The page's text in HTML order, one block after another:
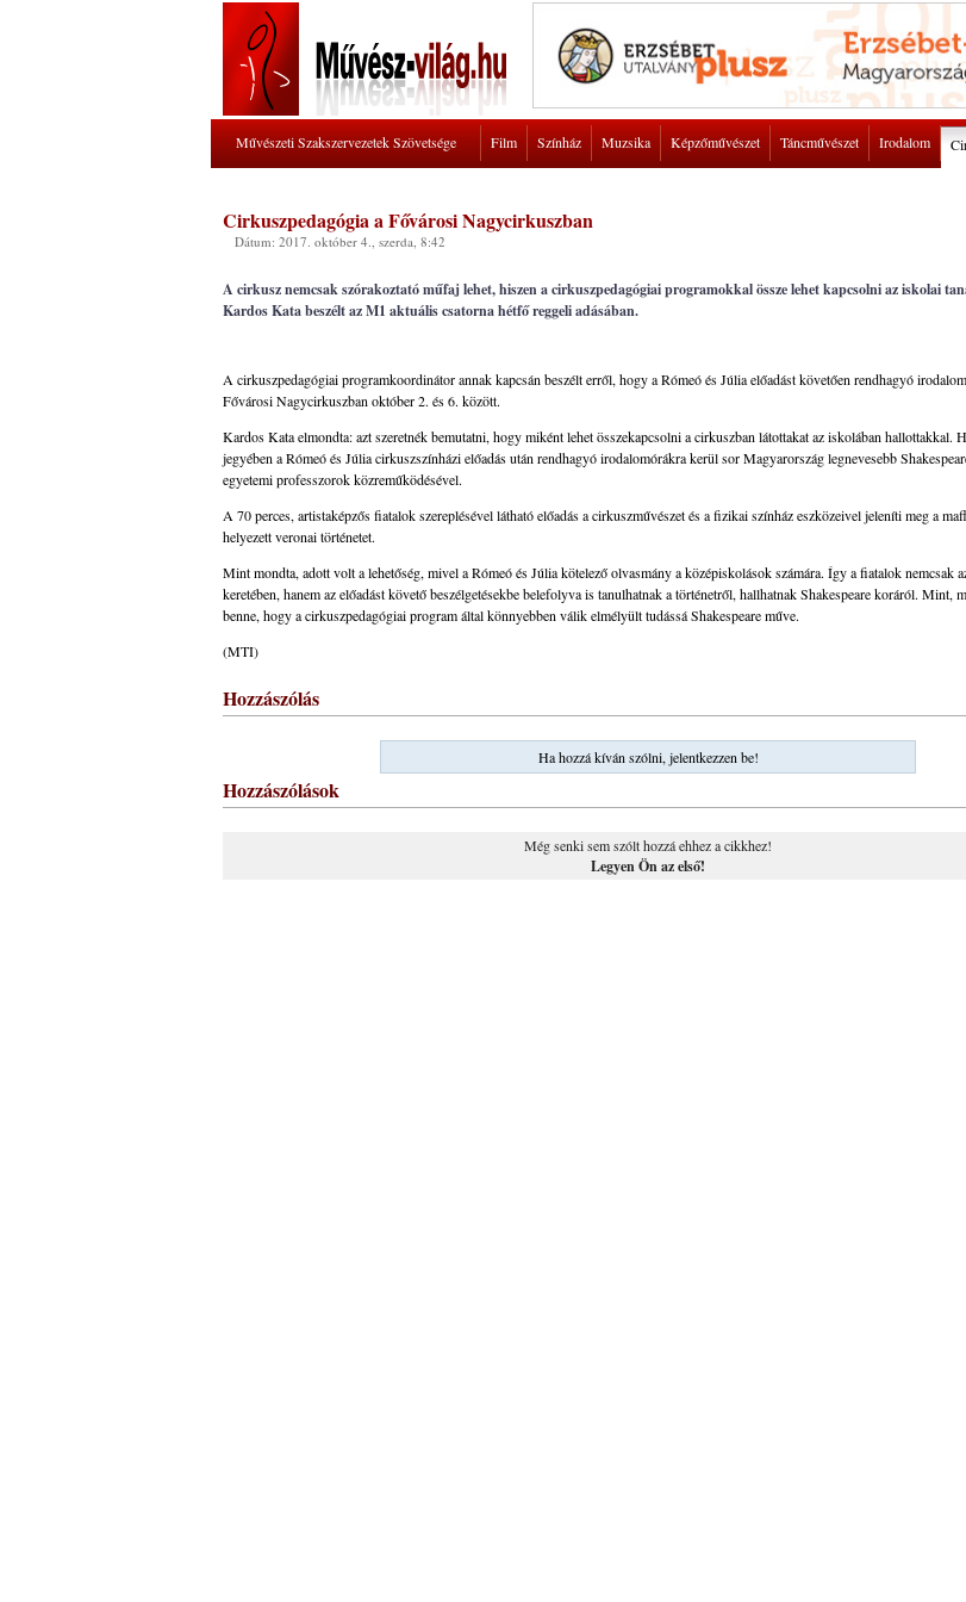
Művészeti Szakszervezetek Szövetsége Film Színház Muzsika Képzőművészet Táncművészet Irodalom
Cirkuszpedagógia a Fővárosi Nagycirkuszban
Dátum: 2017. október 4., szerda, 8:42
A cirkusz nemcsak szórakoztató műfaj lehet, hiszen a cirkuszpedagógiai programokkal össze lehet kapcsolni az iskolai
Kardos Kata beszélt az M1 aktuális csatorna hétfő reggeli adásában.
A cirkuszpedagógiai programkoordinátor annak kapcsán beszélt erről, hogy a Rómeó és Júlia előadást követően rendhagyó
Fővárosi Nagycirkuszban október 2. és 6. között.
Kardos Kata elmondta: azt szeretnék bemutatni, hogy miként lehet összekapcsolni a cirkuszban látottakat az iskolában hallottakkal.
jegyében a Rómeó és Júlia cirkuszszínházi előadás után rendhagyó irodalomórákra kerül sor Magyarország legnevesebb
egyetemi professzorok közreműködésével.
A 70 perces, artistaképzős fiatalok szereplésével látható előadás a cirkuszművészet és a fizikai színház eszközeivel jeleníti meg a
helyezett veronai történetet.
Mint mondta, adott volt a lehetőség, mivel a Rómeó és Júlia kötelező olvasmány a középiskolások számára. Így a fiatalok nemcsak
keretében, hanem az előadást követő beszélgetésekbe belefolyva is tanulhatnak a történetről, hallhatnak Shakespeare koráról. Mint,
benne, hogy a cirkuszpedagógiai program által könnyebben válik elmélyült tudássá Shakespeare műve.
(MTI)
Hozzászólás
Ha hozzá kíván szólni, jelentkezzen be!
Hozzászólások
Még senki sem szólt hozzá ehhez a cikkhez!
Legyen Ön az első!